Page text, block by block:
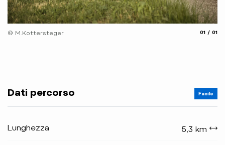
© M.Kottersteger 01 01
Dati percorso Facile
Lunghezza 5,3 km